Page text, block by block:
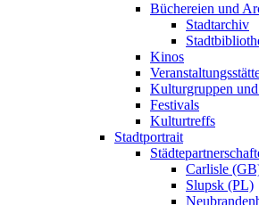
Büchereien und
Stadtarchiv
Kinos
Kulturgruppen
Festivals
Kulturtreffs
Stadtportrait
Carlisle
Slupsk (PL)